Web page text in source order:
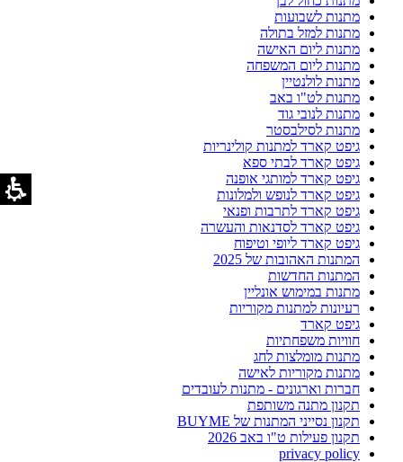
מתנות לשבועות
מתנות למזל בתולה
מתנות ליום האישה
מתנות ליום המשפחה
מתנות לולנטיין
מתנות לט"ו באב
מתנות לנובי גוד
מתנות לסילבסטר
גיפט קארד למתנות קולינריות
גיפט קארד לבתי ספא
גיפט קארד למותגי אופנה
גיפט קארד לנופש ולמלונות
גיפט קארד לתרבות ופנאי
גיפט קארד לסדנאות והעשרה
גיפט קארד ליופי וטיפוח
המתנות האהובות של 2025
המתנות החדשות
מתנות במימוש אונליין
רעיונות למתנות מקוריות
גיפט קארד
חוויות משפחתיות
מתנות מומלצות לחג
מתנות מקוריות לאישה
חברות וארגונים - מתנות לעובדים
תקנון מתנה משותפת
תקנון נסייני המתנות של BUYME
תקנון פעילות ט"ו באב 2026
privacy policy